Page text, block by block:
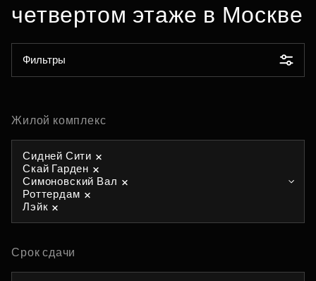
четвертом этаже в Москве
Фильтры
Жилой комплекс
Сидней Сити
Скай Гарден
Симоновский Вал
Роттердам
Лэйк
Срок сдачи